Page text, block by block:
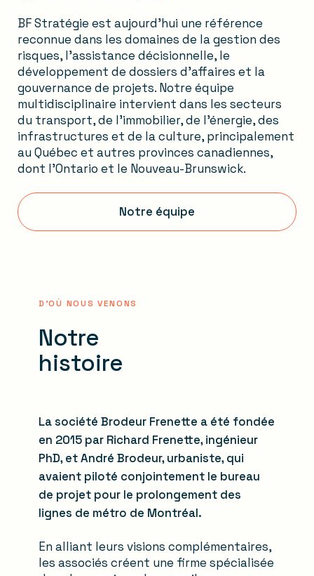
BF Stratégie est aujourd’hui une référence
reconnue dans les domaines de la gestion des
risques, l’assistance décisionnelle, le
développement de dossiers d’affaires et la
gouvernance de projets. Notre équipe
multidisciplinaire intervient dans les secteurs
du transport, de l’immobilier, de l’énergie, des
infrastructures et de la culture, principalement
au Québec et autres provinces canadiennes,
dont l’Ontario et le Nouveau-Brunswick.
Notre équipe
D'OÙ NOUS VENONS
Notre
histoire
La société Brodeur Frenette a été fondée
en 2015 par Richard Frenette, ingénieur
PhD, et André Brodeur, urbaniste, qui
avaient piloté conjointement le bureau
de projet pour le prolongement des
lignes de métro de Montréal.
En alliant leurs visions complémentaires,
les associés créent une firme spécialisée